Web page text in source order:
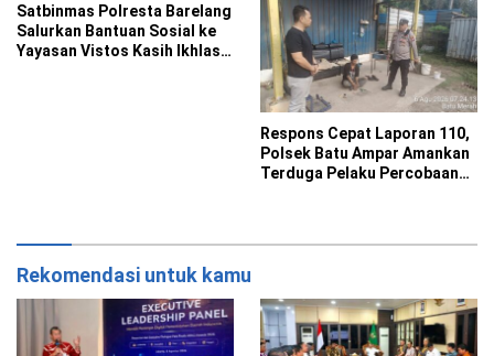
Satbinmas Polresta Barelang
Salurkan Bantuan Sosial ke
Yayasan Vistos Kasih Ikhlas
Respons Cepat Laporan 110,
Polsek Batu Ampar Amankan
Terduga Pelaku Percobaan
Rekomendasi untuk kamu